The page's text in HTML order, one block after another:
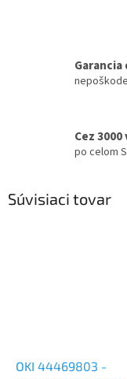
Cez
po celom
Súvisiaci tovar
OKI 44469803 -